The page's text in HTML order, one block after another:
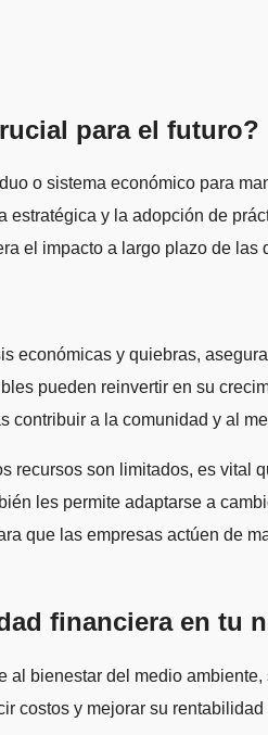
para el futuro?
o sistema económico para
y la adopción de
el impacto a largo plazo de las
económicas y quiebras,
pueden reinvertir en su
contribuir a la comunidad y al
son limitados, es
les permite adaptarse a
que las empresas actúen de
financiera en tu
bienestar del medio
costos y mejorar su